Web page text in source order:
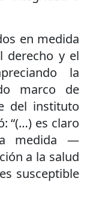
en medida
derecho y el
la
marco de
del instituto
“(…) es claro
medida —
a la salud
susceptible